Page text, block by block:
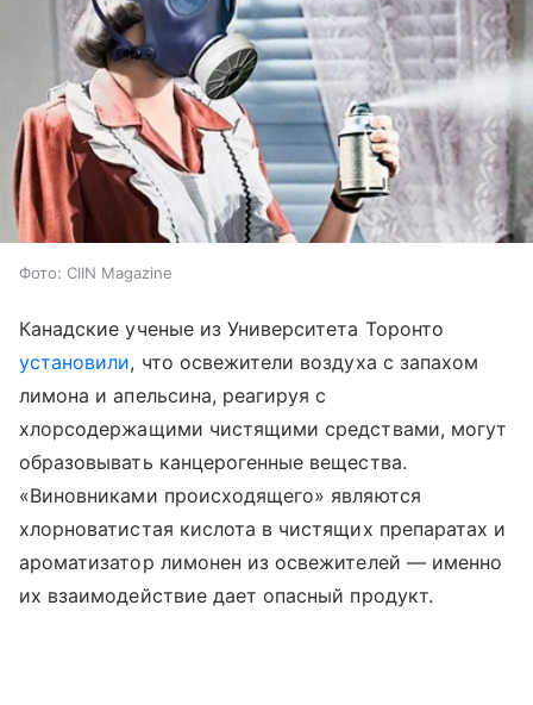
Фото: CIIN Magazine
Канадские ученые из Университета Торонто
установили, что освежители воздуха с запахом
лимона и апельсина, реагируя с
хлорсодержащими чистящими средствами, могут
образовывать канцерогенные вещества.
«Виновниками происходящего» являются
хлорноватистая кислота в чистящих препаратах и
ароматизатор лимонен из освежителей — именно
их взаимодействие дает опасный продукт.